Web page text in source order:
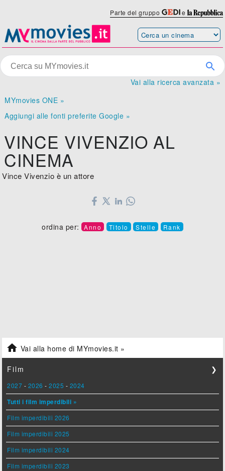
Parte del gruppo e
Vai alla ricerca avanzata »
MYmovies ONE »
Aggiungi alle fonti preferite Google »
VINCE VIVENZIO AL
CINEMA
Vince Vivenzio è un attore
ordina per: Anno Titolo Stelle Rank
 Vai alla home di MYmovies.it »
Film ❯
2027 - 2026 -2025 - 2024
Tutti i film imperdibili »
Film imperdibili 2026
Film imperdibili 2025
Film imperdibili 2024
Film imperdibili 2023